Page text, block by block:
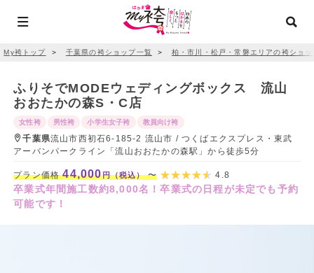
My袴トップ ＞ 千葉県の袴ショップ一覧 ＞ 柏・市川・松戸・常磐エリアの袴ショ
ふりそでMODEウェディングボックス 流山
おおたかの森S・C店
女性袴 男性袴 小学生女子袴 教員向け袴
千葉県流山市西初石6-185-2 流山市 / つくばエクスプレス・東武
アーバンパークライン「流山おおたかの森駅」から徒歩5分
プラン価格44,000円（税込）〜 4.8
卒業式年間施工数約8,000名！卒業式の日程が未定でも予約
可能です！